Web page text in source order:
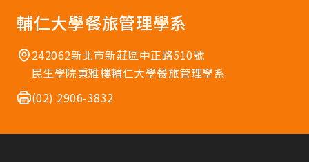
輔仁大學餐旅管理學系
242062新北市新莊區中正路510號
民生學院秉雅樓輔仁大學餐旅管理學系
(02) 2906-3832